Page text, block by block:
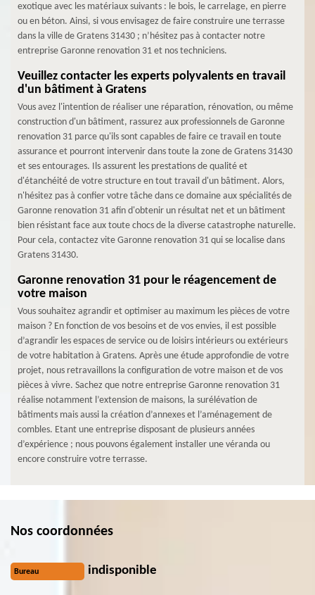
exotique avec les matériaux suivants : le bois, le carrelage, en pierre
ou en béton. Ainsi, si vous envisagez de faire construire une terrasse
dans la ville de Gratens 31430 ; n’hésitez pas à contacter notre
entreprise Garonne renovation 31 et nos techniciens.
Veuillez contacter les experts polyvalents en travail
d'un bâtiment à Gratens
Vous avez l'intention de réaliser une réparation, rénovation, ou même
construction d'un bâtiment, rassurez aux professionnels de Garonne
renovation 31 parce qu'ils sont capables de faire ce travail en toute
assurance et pourront intervenir dans toute la zone de Gratens 31430
et ses entourages. Ils assurent les prestations de qualité et
d'étanchéité de votre structure en tout travail d'un bâtiment. Alors,
n'hésitez pas à confier votre tâche dans ce domaine aux spécialités de
Garonne renovation 31 afin d'obtenir un résultat net et un bâtiment
bien résistant face aux toute chocs de la diverse catastrophe naturelle.
Pour cela, contactez vite Garonne renovation 31 qui se localise dans
Gratens 31430.
Garonne renovation 31 pour le réagencement de
votre maison
Vous souhaitez agrandir et optimiser au maximum les pièces de votre
maison ? En fonction de vos besoins et de vos envies, il est possible
d’agrandir les espaces de service ou de loisirs intérieurs ou extérieurs
de votre habitation à Gratens. Après une étude approfondie de votre
projet, nous retravaillons la configuration de votre maison et de vos
pièces à vivre. Sachez que notre entreprise Garonne renovation 31
réalise notamment l’extension de maisons, la surélévation de
bâtiments mais aussi la création d’annexes et l’aménagement de
combles. Etant une entreprise disposant de plusieurs années
d’expérience ; nous pouvons également installer une véranda ou
encore construire votre terrasse.
Nos coordonnées
Bureau indisponible